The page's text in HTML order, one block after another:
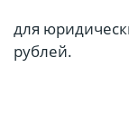
для
рублей.